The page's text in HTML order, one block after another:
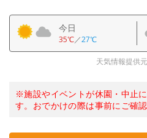
今日
35℃／27℃
天気情報提供
※施設やイベントが休園・中止
す。おでかけの際は事前にご確認